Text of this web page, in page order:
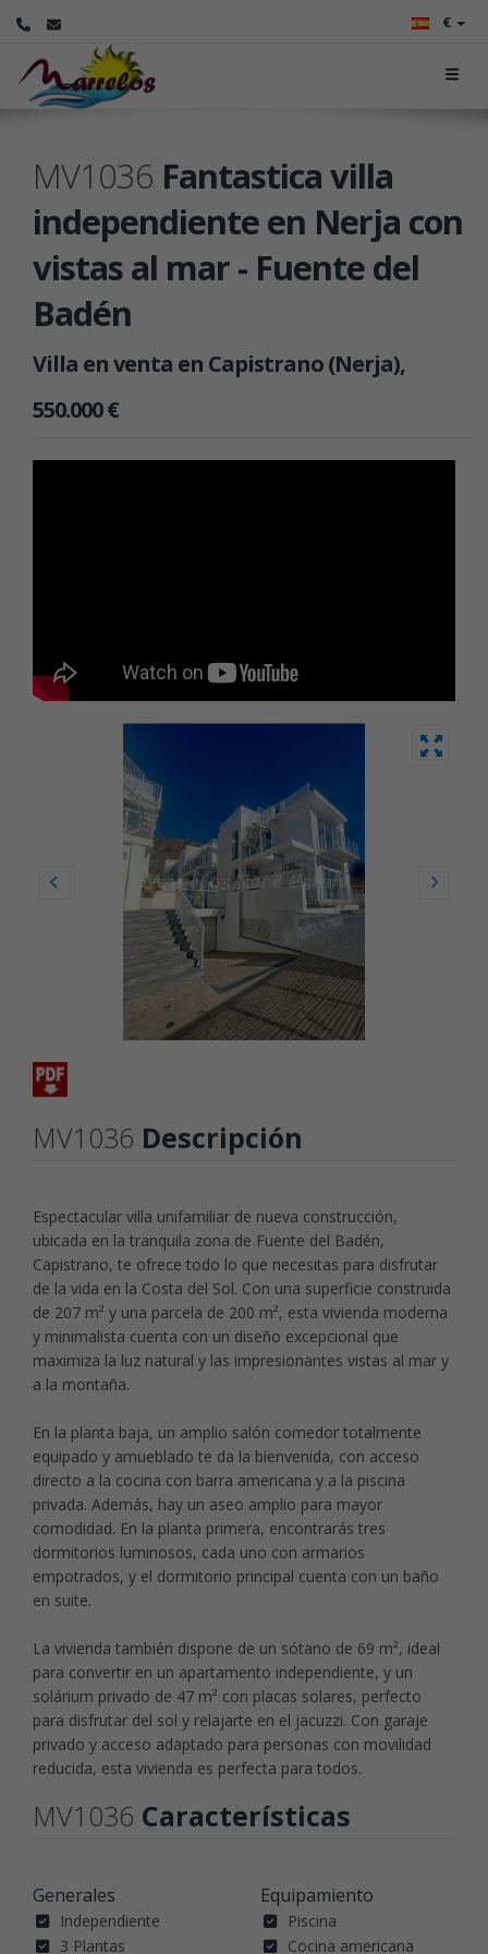
€
MV1036 Fantastica villa
independiente en Nerja con
vistas al mar - Fuente del
Badén
Villa en venta en Capistrano (Nerja),
550.000 €
MV1036 Descripción
Espectacular villa unifamiliar de nueva construcción,
ubicada en la tranquila zona de Fuente del Badén,
Capistrano, te ofrece todo lo que necesitas para disfrutar
de la vida en la Costa del Sol. Con una superficie construida
de 207 m² y una parcela de 200 m², esta vivienda moderna
y minimalista cuenta con un diseño excepcional que
maximiza la luz natural y las impresionantes vistas al mar y
a la montaña.
En la planta baja, un amplio salón comedor totalmente
equipado y amueblado te da la bienvenida, con acceso
directo a la cocina con barra americana y a la piscina
privada. Además, hay un aseo amplio para mayor
comodidad. En la planta primera, encontrarás tres
dormitorios luminosos, cada uno con armarios
empotrados, y el dormitorio principal cuenta con un baño
en suite.
La vivienda también dispone de un sótano de 69 m², ideal
para convertir en un apartamento independiente, y un
solárium privado de 47 m² con placas solares, perfecto
para disfrutar del sol y relajarte en el jacuzzi. Con garaje
privado y acceso adaptado para personas con movilidad
reducida, esta vivienda es perfecta para todos.
MV1036 Características
Generales
Independiente
3 Plantas
Equipamiento
Piscina
Cocina americana